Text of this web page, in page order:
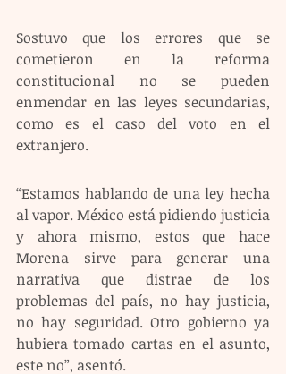
Sostuvo que los errores que se
cometieron en la reforma
constitucional no se pueden
enmendar en las leyes secundarias,
como es el caso del voto en el
extranjero.
“Estamos hablando de una ley hecha
al vapor. México está pidiendo justicia
y ahora mismo, estos que hace
Morena sirve para generar una
narrativa que distrae de los
problemas del país, no hay justicia,
no hay seguridad. Otro gobierno ya
hubiera tomado cartas en el asunto,
este no”, asentó.